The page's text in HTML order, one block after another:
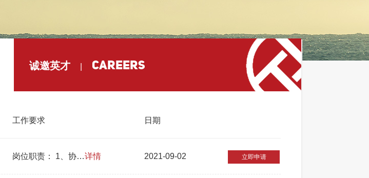
诚邀英才 CAREERS
工作要求 日期
岗位职责： 1、协…详情 2021-09-02 立即申请